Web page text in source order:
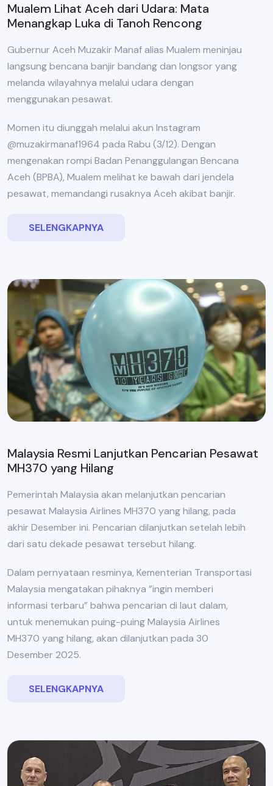
Mualem Lihat Aceh dari Udara: Mata
Menangkap Luka di Tanoh Rencong
Gubernur Aceh Muzakir Manaf alias Mualem meninjau
langsung bencana banjir bandang dan longsor yang
melanda wilayahnya melalui udara dengan
menggunakan pesawat.
Momen itu diunggah melalui akun Instagram
@muzakirmanaf1964 pada Rabu (3/12). Dengan
mengenakan rompi Badan Penanggulangan Bencana
Aceh (BPBA), Mualem melihat ke bawah dari jendela
pesawat, memandangi rusaknya Aceh akibat banjir.
SELENGKAPNYA
Malaysia Resmi Lanjutkan Pencarian Pesawat
MH370 yang Hilang
Pemerintah Malaysia akan melanjutkan pencarian
pesawat Malaysia Airlines MH370 yang hilang, pada
akhir Desember ini. Pencarian dilanjutkan setelah lebih
dari satu dekade pesawat tersebut hilang.
Dalam pernyataan resminya, Kementerian Transportasi
Malaysia mengatakan pihaknya ”ingin memberi
informasi terbaru” bahwa pencarian di laut dalam,
untuk menemukan puing-puing Malaysia Airlines
MH370 yang hilang, akan dilanjutkan pada 30
Desember 2025.
SELENGKAPNYA